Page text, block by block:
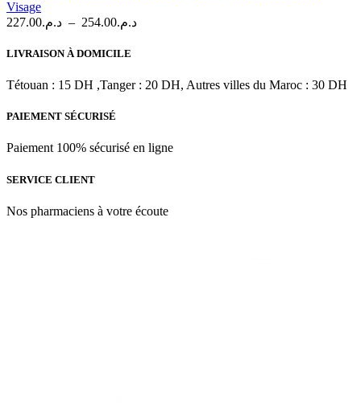
être
sur
page
produit
Visage
د.م.227.00 – د.م.254.00
Plage
د.م.254.00
LIVRAISON À DOMICILE
Tétouan : 15 DH ,Tanger : 20 DH, Autres villes du Maroc : 30 DH
PAIEMENT SÉCURISÉ
Paiement 100% sécurisé en ligne
SERVICE CLIENT
Nos pharmaciens à votre écoute